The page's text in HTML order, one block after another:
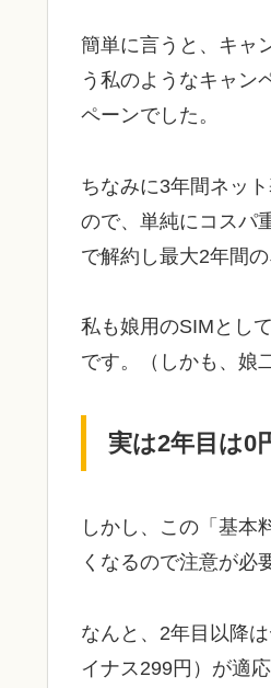
簡単に言うと、キャ
う私のようなキャン
ペーンでした。
ちなみに3年間ネッ
ので、単純にコスパ
で解約し最大2年間
私も娘用のSIMとし
です。（しかも、娘
実は2年目は0
しかし、この「基本
くなるので注意が必
なんと、2年目以降
イナス299円）が適